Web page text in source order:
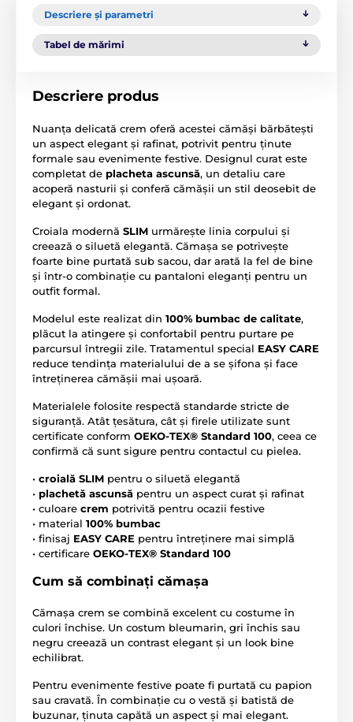
Descriere și parametri
Tabel de mărimi
Descriere produs
Nuanța delicată crem oferă acestei cămăși bărbătești
un aspect elegant și rafinat, potrivit pentru ținute
formale sau evenimente festive. Designul curat este
completat de placheta ascunsă, un detaliu care
acoperă nasturii și conferă cămășii un stil deosebit de
elegant și ordonat.
Croiala modernă SLIM urmărește linia corpului și
creează o siluetă elegantă. Cămașa se potrivește
foarte bine purtată sub sacou, dar arată la fel de bine
și într-o combinație cu pantaloni eleganți pentru un
outfit formal.
Modelul este realizat din 100% bumbac de calitate,
plăcut la atingere și confortabil pentru purtare pe
parcursul întregii zile. Tratamentul special EASY CARE
reduce tendința materialului de a se șifona și face
întreținerea cămășii mai ușoară.
Materialele folosite respectă standarde stricte de
siguranță. Atât țesătura, cât și firele utilizate sunt
certificate conform OEKO-TEX® Standard 100, ceea ce
confirmă că sunt sigure pentru contactul cu pielea.
• croială SLIM pentru o siluetă elegantă
• plachetă ascunsă pentru un aspect curat și rafinat
• culoare crem potrivită pentru ocazii festive
• material 100% bumbac
• finisaj EASY CARE pentru întreținere mai simplă
• certificare OEKO-TEX® Standard 100
Cum să combinați cămașa
Cămașa crem se combină excelent cu costume în
culori închise. Un costum bleumarin, gri închis sau
negru creează un contrast elegant și un look bine
echilibrat.
Pentru evenimente festive poate fi purtată cu papion
sau cravată. În combinație cu o vestă și batistă de
buzunar, ținuta capătă un aspect și mai elegant.